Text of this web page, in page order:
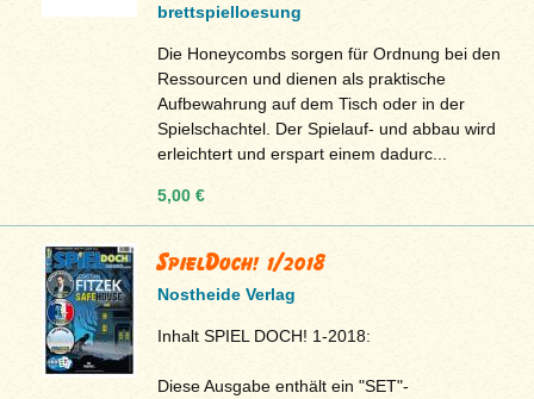
brettspielloesung
Die Honeycombs sorgen für Ordnung bei den
Ressourcen und dienen als praktische
Aufbewahrung auf dem Tisch oder in der
Spielschachtel. Der Spielauf- und abbau wird
erleichtert und erspart einem dadurc...
5,00 €
SpielDoch! 1/2018
Nostheide Verlag
Inhalt SPIEL DOCH! 1-2018:
Diese Ausgabe enthält ein "SET"-